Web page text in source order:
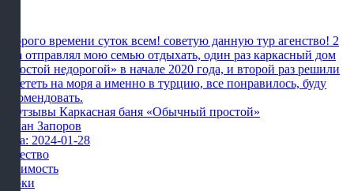
Доброго времени суток всем! советую данную тур агенство! 2
раза отправлял мою семью отдыхать, один раз каркасный дом
«простой недорогой» в начале 2020 года, и второй раз решили
полететь на моря а именно в турцию, все понравилось, буду
рекомендовать.
Роман Запоров
Дата: 2024-01-28
Качество
Стоимость
Сроки